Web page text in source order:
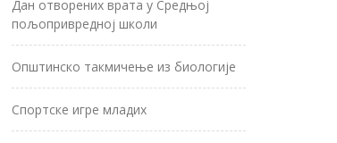
Дан отворених врата у Средњој
пољопривредној школи
Општинско такмичење из биологије
Спортске игре младих